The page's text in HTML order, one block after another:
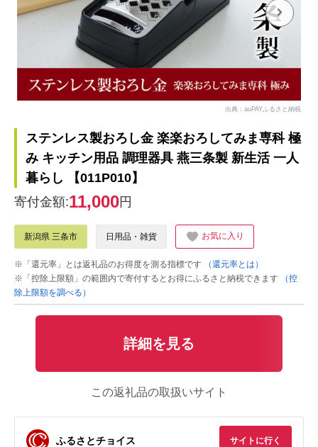
出典：auPAYふるさと納税
ステンレス製おろし金 楽楽おろしてみま専科 極
み キッチン用品 調理器具 燕三条製 新生活 一人
暮らし 【011P010】
寄付金額:11,000円
新潟県 三条市 日用品・雑貨 お気に入り
※「還元率」とは返礼品のお得度を測る指標です
（還元率とは）
※「控除上限額」の範囲内で寄付するとお得にふるさと納税できます
（控
除上限額を調べる）
詳細を見る
この返礼品の取扱いサイト
ふるさとチョイス サイトに行く